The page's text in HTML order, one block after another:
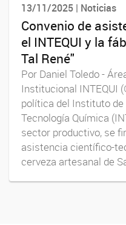
13/11/2025 | Noticias
Convenio de
el INTEQUI y la
Tal René"
Por Daniel Toledo -
Institucional INTEQUI
política del Instituto
Tecnología Química
sector productivo, se
asistencia científico-
cerveza artesanal de